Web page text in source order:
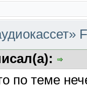
по теме